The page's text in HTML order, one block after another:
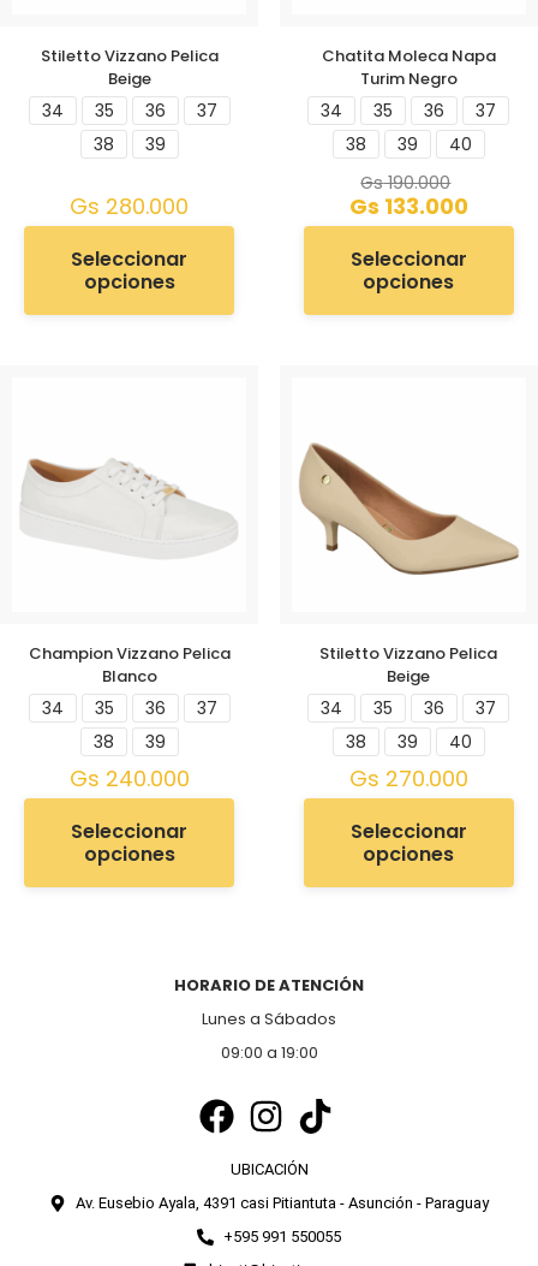
Stiletto Vizzano Pelica
Beige
34 35 36
37
38
39
Gs 280.000
Seleccionar
opciones
Chatita Moleca Napa
Turim Negro
34 35 36
37
38
39
40
Gs190.000
Gs 133.000
Seleccionar
opciones
Champion Vizzano Pelica
Blanco
34 35 36
37
38
39
Gs 240.000
Seleccionar
opciones
Stiletto Vizzano Pelica
Beige
34 35 36
37
38
39 40
Gs 270.000
Seleccionar
opciones
HORARIO DE ATENCIÓN
Lunes a Sábados
09:00 a 19:00
UBICACIÓN
Av. Eusebio Ayala, 4391 casi Pitiantuta - Asunción - Paraguay
+595 991 550055